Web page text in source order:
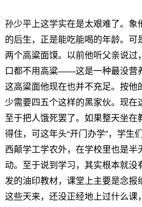
孙少平上这学实在是太艰难了。象
的后生，正是能吃能喝的年龄。可
两个高粱面馍。以前他听父亲说过
口都不用高粱——这是一种最没营
这高粱面他现在也并不充足。按他
少需要四五个这样的黑家伙。现在
至于把人饿死罢了。如果整天坐在
得住，可这年头“开门办学”，学生
西颠学工学农外，在学校里也是半
动。至于说到学习，其实根本就没
发的油印教材，课堂上主要是念报
这些天来，还没正经地上过什么课